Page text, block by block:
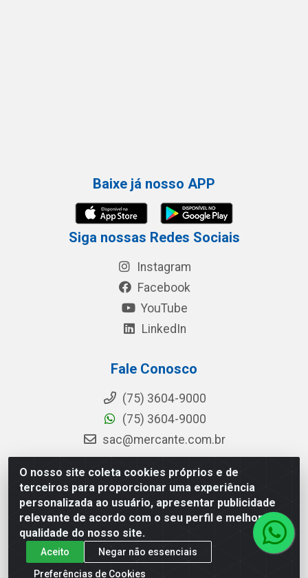
O nosso site coleta cookies próprios e de
terceiros para proporcionar uma experiência
personalizada ao usuário, apresentar publicidade
relevante de acordo com o seu perfil e melhorar a
qualidade do nosso site.
Aceito
Negar não essenciais
Preferências de Cookies
Baixe já nosso APP
Siga nossas Redes Sociais
Instagram
Facebook
YouTube
LinkedIn
Fale Conosco
(75) 3604-9000
(75) 3604-9000
sac@mercante.com.br
Mercante Distribuidora - Rua Mercante, 699 - Aviário, Feira de
Santana/BA - CEP 44.096-218 - CNPJ 96.755.848/0001-08